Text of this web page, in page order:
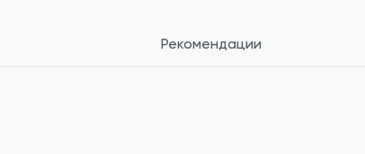
Рекомендации